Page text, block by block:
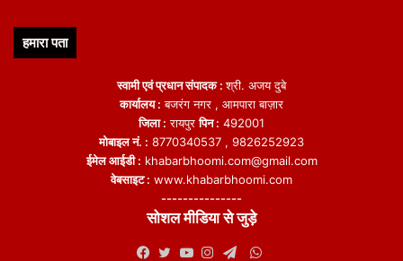
हमारा पता
स्वामी एवं प्रधान संपादक :श्री. अजय दुबे
कार्यालय : बजरंग नगर , आमपारा बाज़ार
जिला : रायपुरपिन : 492001
मोबाइल नं. : 8770340537 , 9826252923
ईमेल आईडी : khabarbhoomi.com@gmail.com
वेबसाइट : www.khabarbhoomi.com
---------------
सोशल मीडिया से जुड़े
WhatsApp